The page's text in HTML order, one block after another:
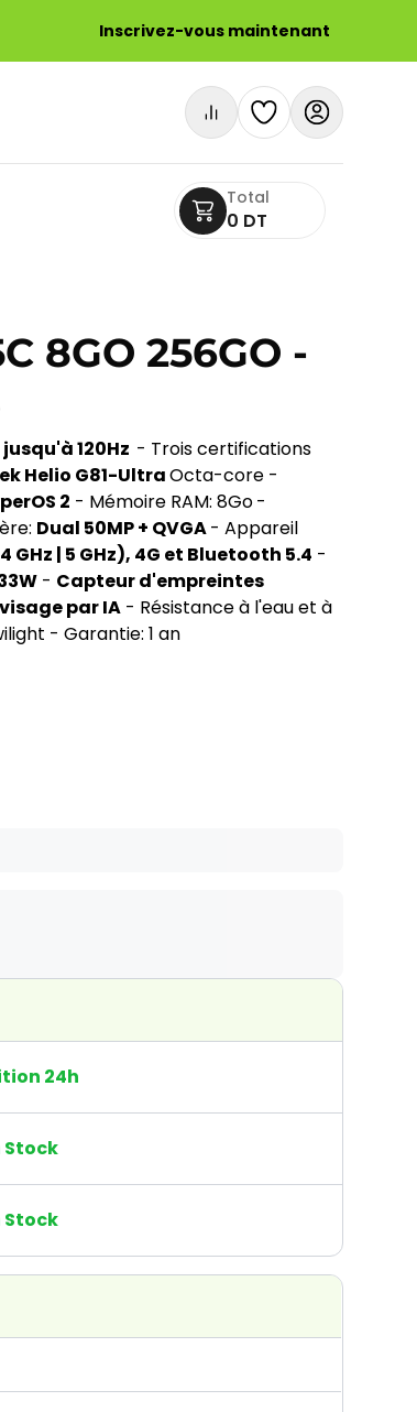
Inscrivez-vous maintenant
Total
0 DT
8GO 256GO -
120Hz
- Trois certifications
Helio G81-Ultra Octa-core -
2 - Mémoire RAM: 8Go-
Dual 50MP + QVGA - Appareil
GHz | 5 GHz), 4G et Bluetooth 5.4 -
- Capteur d'empreintes
par IA - Résistance à l'eau et à
- Garantie: 1 an
24h
Stock
Stock